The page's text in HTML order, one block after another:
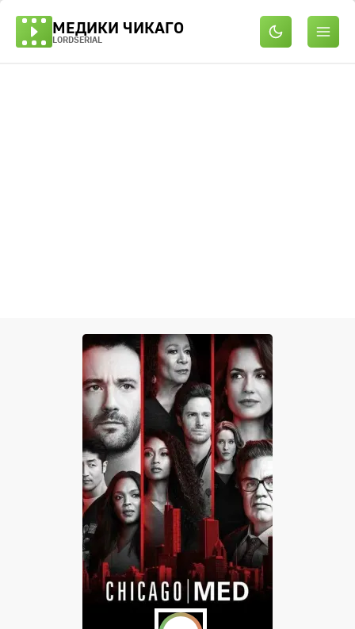
МЕДИКИ ЧИКАГО
LORDSERIAL